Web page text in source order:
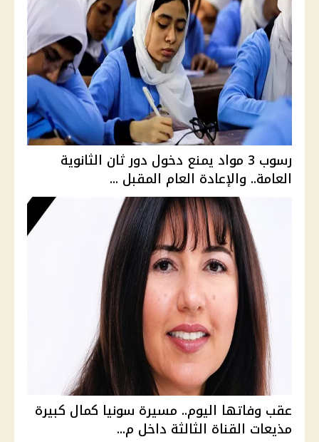
رسوب 3 مواد يمنع دخول دور ثان الثانوية
العامة.. والإعادة العام المقبل ...
عقب وفاتها اليوم.. مسيرة سونيا كمال كبيرة
مذيعات القناة الثالثة داخل م...